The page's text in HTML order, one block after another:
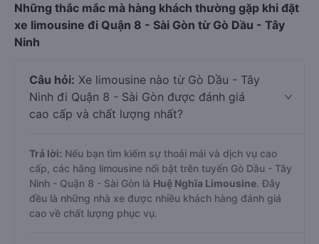
Những thắc mắc mà hàng khách thường gặp khi đặt
xe limousine đi Quận 8 - Sài Gòn từ Gò Dầu - Tây
Ninh
Câu hỏi: Xe limousine nào từ Gò Dầu - Tây
Ninh đi Quận 8 - Sài Gòn được đánh giá
cao cấp và chất lượng nhất?
Trả lời: Nếu bạn tìm kiếm sự thoải mái và dịch vụ cao
cấp, các hãng limousine nổi bật trên tuyến Gò Dầu - Tây
Ninh - Quận 8 - Sài Gòn là Huệ Nghĩa Limousine. Đây
đều là những nhà xe được nhiều khách hàng đánh giá
cao về chất lượng phục vụ.